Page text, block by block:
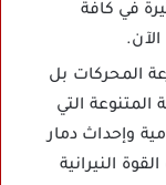
في كافة
المحركات بل
التي
وإحداث دمار
النيرانية